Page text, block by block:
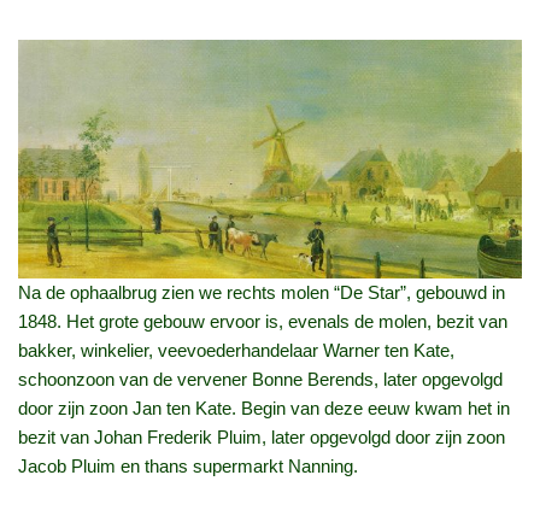
Na de ophaalbrug zien we rechts molen “De Star”, gebouwd in
1848. Het grote gebouw ervoor is, evenals de molen, bezit van
bakker, winkelier, veevoederhandelaar Warner ten Kate,
schoonzoon van de vervener Bonne Berends, later opgevolgd
door zijn zoon Jan ten Kate. Begin van deze eeuw kwam het in
bezit van Johan Frederik Pluim, later opgevolgd door zijn zoon
Jacob Pluim en thans supermarkt Nanning.